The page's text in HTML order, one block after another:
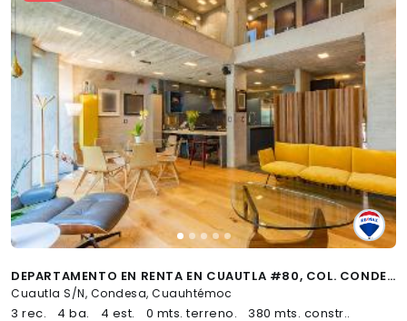
DEPARTAMENTO EN RENTA EN CUAUTLA #80, COL. CONDESA - (34)
Cuautla S/N, Condesa, Cuauhtémoc
3 rec. 4 ba. 4 est. 0 mts. terreno. 380 mts. constr..